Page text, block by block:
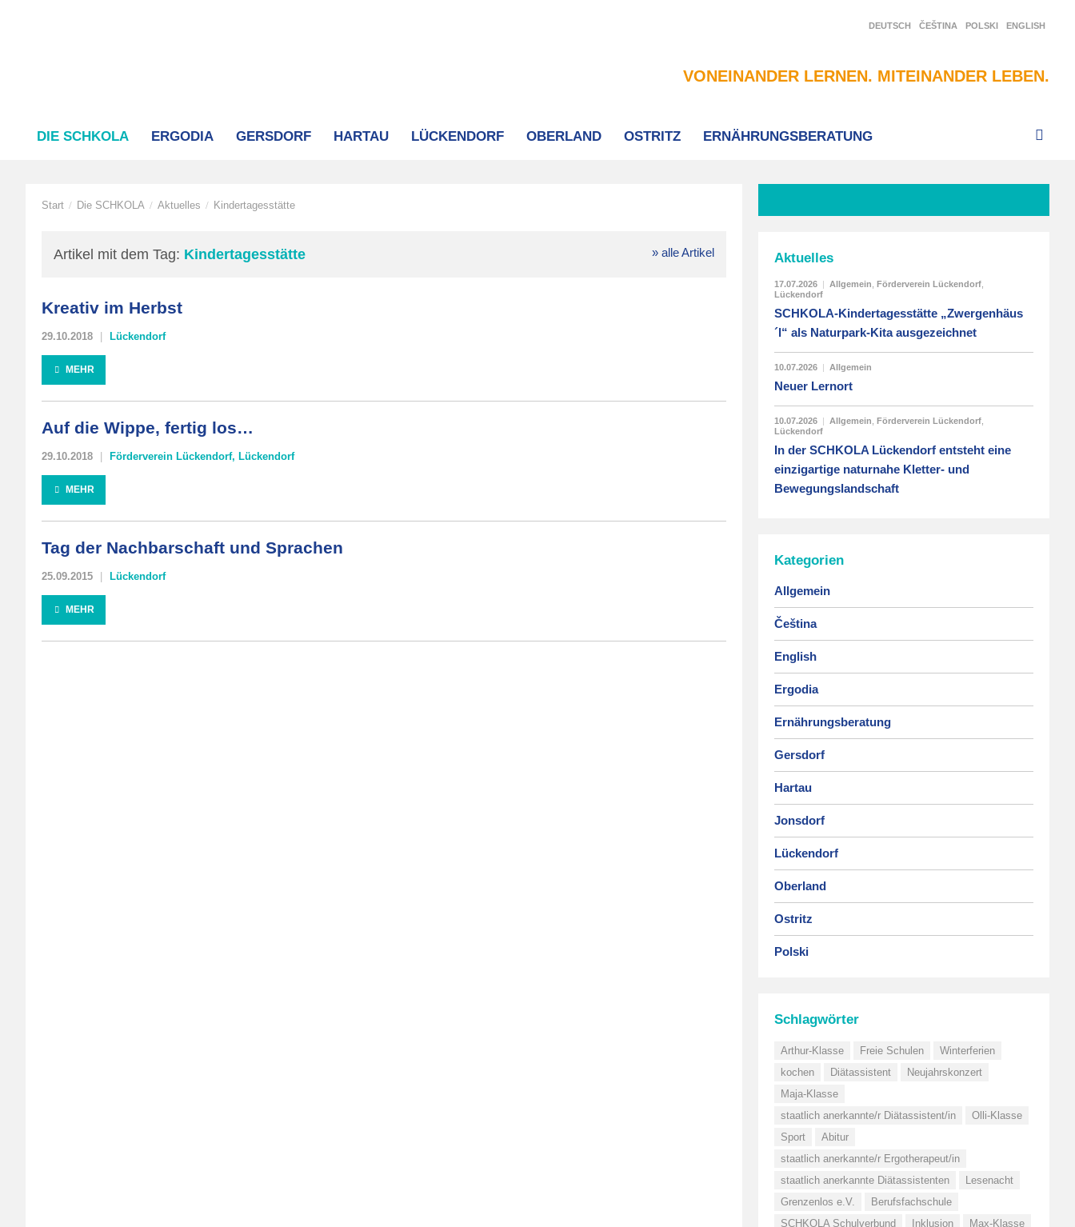
DEUTSCH ČEŠTINA POLSKI ENGLISH
VONEINANDER LERNEN. MITEINANDER LEBEN.
DIE SCHKOLA ERGODIA GERSDORF HARTAU LÜCKENDORF OBERLAND OSTRITZ ERNÄHRUNGSBERATUNG
Start / Die SCHKOLA / Aktuelles / Kindertagesstätte
Artikel mit dem Tag: Kindertagesstätte » alle Artikel
Kreativ im Herbst
29.10.2018 Lückendorf
MEHR
Auf die Wippe, fertig los…
29.10.2018 Förderverein Lückendorf, Lückendorf
MEHR
Tag der Nachbarschaft und Sprachen
25.09.2015 Lückendorf
MEHR
Aktuelles
17.07.2026 | Allgemein Förderverein Lückendorf
Lückendorf
SCHKOLA-Kindertagesstätte „Zwergenhäus
´l“ als Naturpark-Kita ausgezeichnet
10.07.2026 | Allgemein
Neuer Lernort
10.07.2026 | Allgemein Förderverein Lückendorf
Lückendorf
In der SCHKOLA Lückendorf entsteht eine
einzigartige naturnahe Kletter- und
Bewegungslandschaft
Kategorien
Allgemein
Čeština
English
Ergodia
Ernährungsberatung
Gersdorf
Hartau
Jonsdorf
Lückendorf
Oberland
Ostritz
Polski
Schlagwörter
Arthur-Klasse Freie Schulen
Winterferien
kochen
Diätassistent
Neujahrskonzert
Maja-Klasse
staatlich anerkannte/r Diätassistent/in
Olli-Klasse
Sport
Abitur
staatlich anerkannte/r Ergotherapeut/in
staatlich anerkannte Diätassistenten
Lesenacht
Grenzenlos e.V.
Berufsfachschule
SCHKOLA Schulverbund
Inklusion
Max-Klasse